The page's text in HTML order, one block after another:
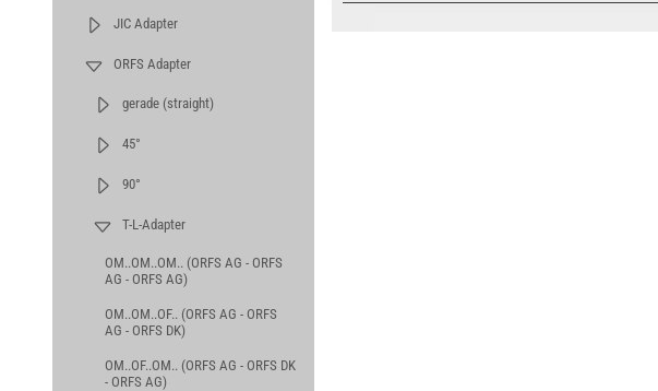
JIC Adapter
ORFS Adapter
gerade (straight)
45°
90°
T-L-Adapter
OM..OM..OM.. (ORFS AG - ORFS
AG - ORFS AG)
OM..OM..OF.. (ORFS AG - ORFS
AG - ORFS DK)
OM..OF..OM.. (ORFS AG - ORFS DK
- ORFS AG)